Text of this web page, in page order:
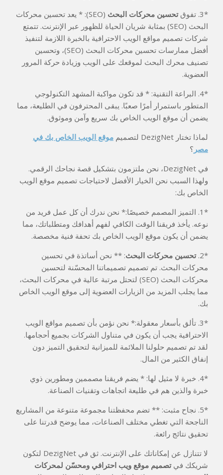
*3. تفوق
تحسين محركات البحث
(SEO): * يعد تحسين محركات
البحث (SEO) بمثابة شريان الحياة للظهور عبر الإنترنت. تتمتع
شركات تصميم مواقع الويب الاحترافية بالخبرة اللازمة لتنفيذ
أفضل ممارسات تحسين محركات البحث (SEO)، وتحسين
تصنيف محرك البحث لموقعك على الويب وزيادة حركة المرور
العضوية.
*4. البراعة التقنية: * قد تكون مواكبة المشهد التكنولوجي
المتطور باستمرار أمرًا صعبًا. يبقى المحترفون في الطليعة، مما
يضمن أن موقع الويب الخاص بك سريع وآمن وموثوق.
لماذا تختار DezigNet لتصميم
موقع الويب الخاص بك في
مصر ؟
في DezigNet، نحن ملتزمون بتشكيل قصة نجاحك الرقمي.
ولهذا السبب نحن الخيار الأفضل لاحتياجات تصميم موقع الويب
الخاص بك:
*1. التميز المصمم خصيصًا:* نحن ندرك أن كل عمل فريد من
نوعه. يأخذ فريقنا الوقت الكافي لفهم أهدافك ومتطلباتك، مما
يضمن أن يكون موقع الويب الخاص بك تحفة فنية مخصصة.
*2.
تحسين محركات البحث: ** نحن أساتذة في تحسين
محركات البحث. تم تصميم تصميماتنا المحسّنة لتحسين
محركات البحث (SEO) لتحتل مرتبة عالية في محركات البحث،
مما يجلب المزيد من الزيارات العضوية إلى موقع الويب الخاص
بك.
*3. تألق بأسعار معقولة:* نحن نؤمن بأن تصميم مواقع الويب
الاحترافية يجب أن يكون في متناول الشركات بجميع أحجامها.
لقد تم تصميم حلولنا الملائمة للميزانية لتحقيق التميز دون
إنفاق الكثير من المال.
*4. خبرة لا مثيل لها: * يضم فريقنا مصممين ومطورين ذوي
خبرة والذين هم في طليعة اتجاهات وتقنيات الصناعة.
*5. نجاح مثبت: ** تضم محفظتنا مجموعة متنوعة من المشاريع
الناجحة التي تغطي مختلف الصناعات، مما يوضح قدرتنا على
تحقيق نتائج رائعة.
لا تتنازل عن إمكاناتك على الإنترنت. ثق في DezigNet لتكون
شريكك فيتصميم موقع ويب احترافي ومحسّن لمحركات